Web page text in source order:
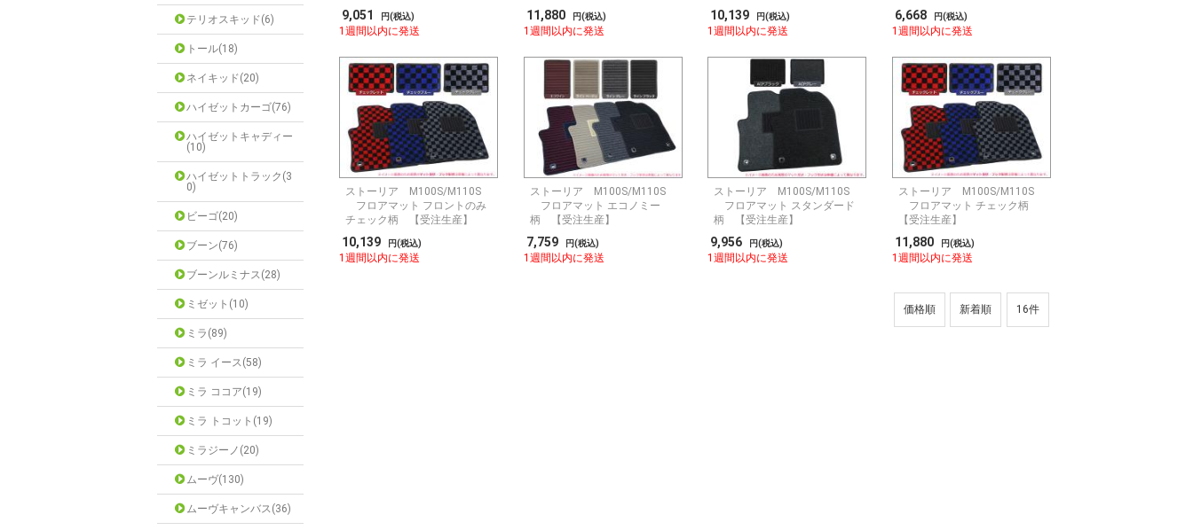
テリオスキッド(6)
トール(18)
ネイキッド(20)
ハイゼットカーゴ(76)
ハイゼットキャディー
(10)
ハイゼットトラック(3
0)
ビーゴ(20)
ブーン(76)
ブーンルミナス(28)
ミゼット(10)
ミラ(89)
ミラ イース(58)
ミラ ココア(19)
ミラ トコット(19)
ミラジーノ(20)
ムーヴ(130)
ムーヴキャンバス(36)
9,051 円(税込)
1週間以内に発送
11,880 円(税込)
1週間以内に発送
10,139 円(税込)
1週間以内に発送
6,668 円(税込)
1週間以内に発送
ストーリア M100S/M110S
フロアマット フロントのみ
チェック柄 【受注生産】
10,139 円(税込)
1週間以内に発送
ストーリア M100S/M110S
フロアマット エコノミー
柄 【受注生産】
7,759 円(税込)
1週間以内に発送
ストーリア M100S/M110S
フロアマット スタンダード
柄 【受注生産】
9,956 円(税込)
1週間以内に発送
ストーリア M100S/M110S
フロアマット チェック柄
【受注生産】
11,880 円(税込)
1週間以内に発送
価格順 新着順